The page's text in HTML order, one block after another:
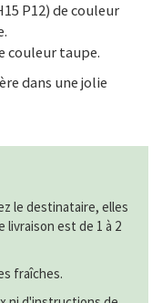
P12) de couleur
couleur taupe.
dans une jolie
le destinataire, elles
livraison est de 1 à 2
fraîches.